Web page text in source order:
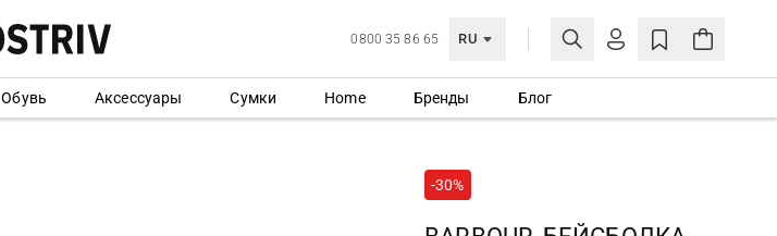
0800 35 86 65 RU
ЛИЧНЫЙ КАБИНЕТ
СОЗДАТЬ УЧЕТНУЮ ЗАПИСЬ
Обувь Аксессуары Сумки Home Бренды Блог
-30%